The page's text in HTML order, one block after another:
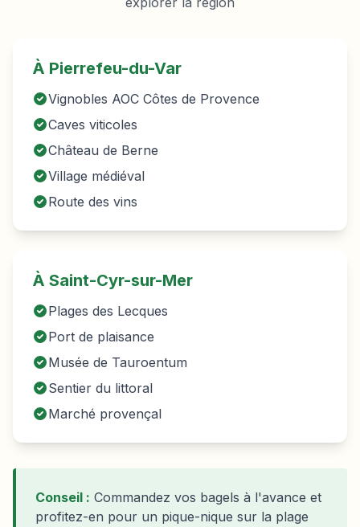
À Pierrefeu-du-Var
Vignobles AOC Côtes de Provence
Caves viticoles
Château de Berne
Village médiéval
Route des vins
À Saint-Cyr-sur-Mer
Plages des Lecques
Port de plaisance
Musée de Tauroentum
Sentier du littoral
Marché provençal
Conseil : Commandez vos bagels à l'avance et
profitez-en pour un pique-nique sur la plage